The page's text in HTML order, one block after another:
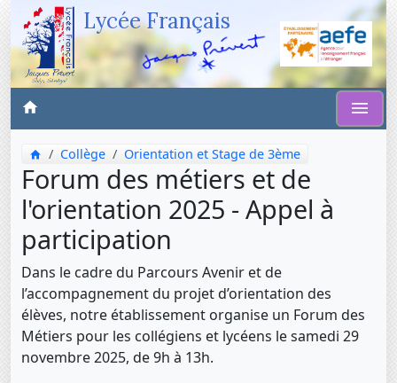
Lycée Français
Collège Orientation et Stage de 3ème
Forum des métiers et de
l'orientation 2025 - Appel à
participation
Dans le cadre du Parcours Avenir et de
l’accompagnement du projet d’orientation des
élèves, notre établissement organise un Forum des
Métiers pour les collégiens et lycéens le samedi 29
novembre 2025, de 9h à 13h.